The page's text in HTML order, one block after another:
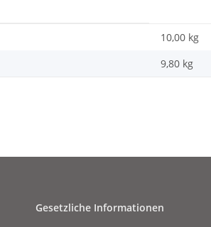
10,00 kg
9,80 kg
Gesetzliche Informationen